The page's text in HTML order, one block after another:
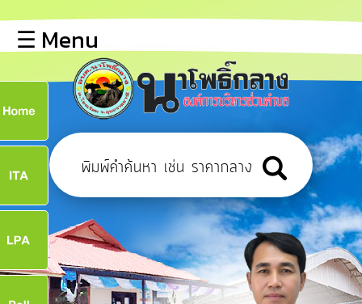
หลัก
ข้อมูล
พื้น
ฐาน
บุคลากร
แผน
ยุทธศาสตร์
ข่าวสาร
☰ Menu